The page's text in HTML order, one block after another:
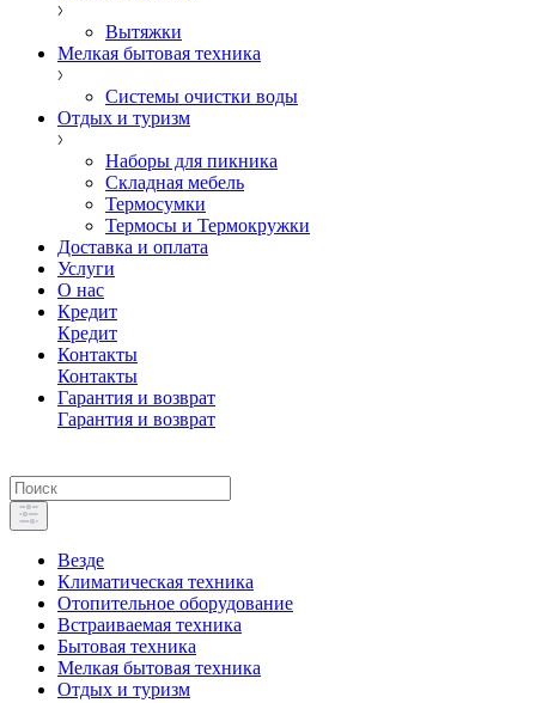
Вытяжки
Мелкая бытовая техника
Системы очистки воды
Отдых и туризм
Наборы для пикника
Складная мебель
Термосумки
Термосы и Термокружки
Доставка и оплата
Услуги
О нас
Кредит
Кредит
Контакты
Контакты
Гарантия и возврат
Гарантия и возврат
Везде
Климатическая техника
Отопительное оборудование
Встраиваемая техника
Бытовая техника
Мелкая бытовая техника
Отдых и туризм